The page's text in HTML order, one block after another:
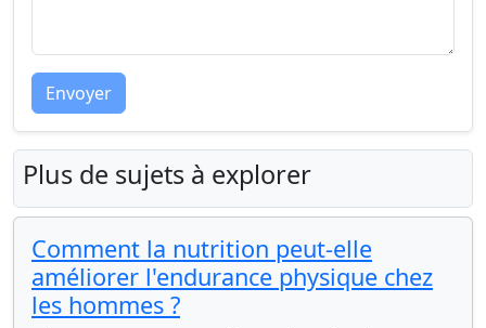
Envoyer
Plus de sujets à explorer
Comment la nutrition peut-elle
améliorer l'endurance physique chez
les hommes ?